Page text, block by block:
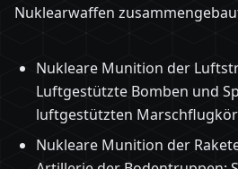
Nuklearwaffen
Nukleare Munition der
Luftgestützte Bomben und
luftgestützten
Nukleare Munition der